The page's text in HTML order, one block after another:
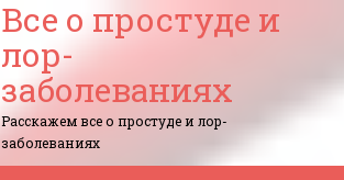
Все о простуде и
лор-
заболеваниях
Расскажем все о простуде и лор-
заболеваниях